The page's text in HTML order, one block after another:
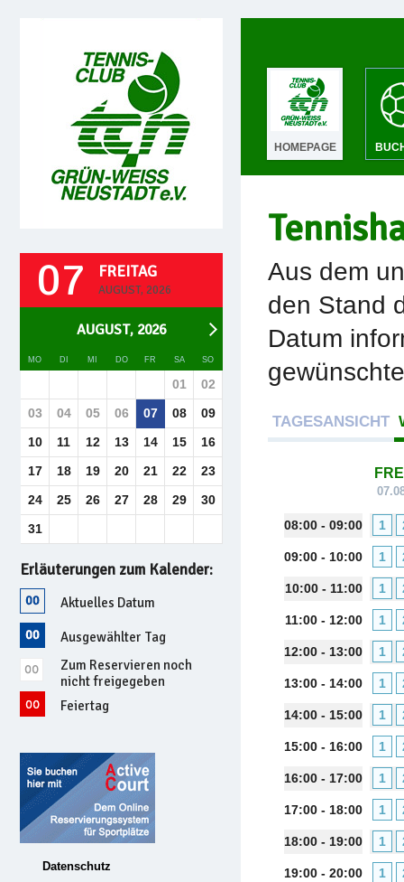
07 FREITAG
AUGUST, 2026
AUGUST, 2026
MO DI MI DO FR SA SO
01
02
03
04 05 06 07 08
09
10
11 12 13 14 15
16
17
18 19 20 21 22
23
24
25 26 27 28 29
30
31
Erläuterungen zum Kalender:
Aktuelles Datum
Ausgewählter Tag
Zum Reservieren noch
nicht freigegeben
Feiertag
Datenschutz
HOMEPAGE
Aus dem
den Stand
Datum
TAGESANSICHT
08:00 - 09:00 1
09:00 - 10:00 1
10:00 - 11:00 1
11:00 - 12:00 1
12:00 - 13:00 1
13:00 - 14:00 1
14:00 - 15:00 1
15:00 - 16:00 1
16:00 - 17:00 1
17:00 - 18:00 1
18:00 - 19:00 1
19:00 - 20:00 1